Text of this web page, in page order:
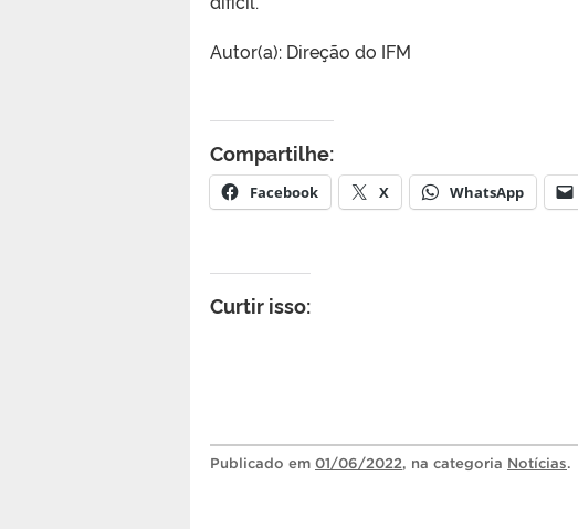
Autor(a): Direção do IFM
Compartilhe:
Facebook X WhatsApp
Curtir isso:
Publicado em 01/06/2022, na categoria Notícias.